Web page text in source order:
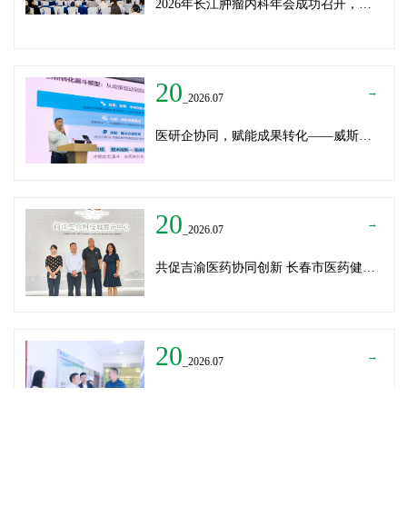
20 _2026.07 →
20 _2026.07 →
共促吉渝医药协同创新 长春市医药健康局与威斯腾生物走访重庆两江生命科技城
20 _2026.07 →